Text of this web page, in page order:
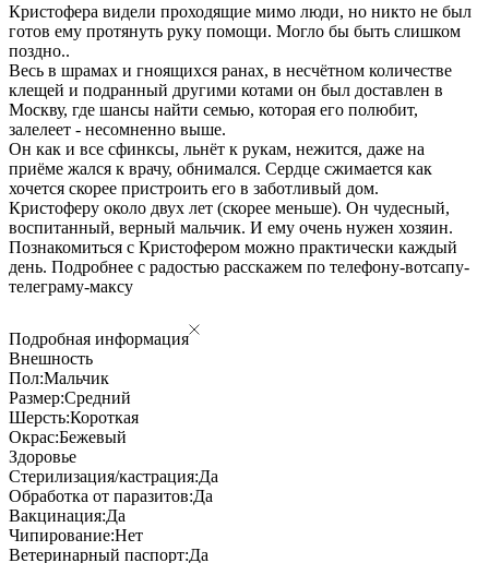
Кристофера видели проходящие мимо люди, но никто не был
готов ему протянуть руку помощи. Могло бы быть слишком
поздно..
Весь в шрамах и гноящихся ранах, в несчётном количестве
клещей и подранный другими котами он был доставлен в
Москву, где шансы найти семью, которая его полюбит,
залелеет - несомненно выше.
Он как и все сфинксы, льнёт к рукам, нежится, даже на
приёме жался к врачу, обнимался. Сердце сжимается как
хочется скорее пристроить его в заботливый дом.
Кристоферу около двух лет (скорее меньше). Он чудесный,
воспитанный, верный мальчик. И ему очень нужен хозяин.
Познакомиться с Кристофером можно практически каждый
день. Подробнее с радостью расскажем по телефону-вотсапу-
телеграму-максу
Подробная информация
Внешность
Пол:Мальчик
Размер:Средний
Шерсть:Короткая
Окрас:Бежевый
Здоровье
Стерилизация/кастрация:Да
Обработка от паразитов:Да
Вакцинация:Да
Чипирование:Нет
Ветеринарный паспорт:Да